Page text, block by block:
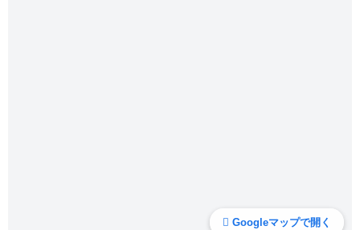
Googleマップで開く